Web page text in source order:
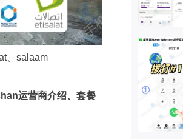
、salaam
运营商介绍、套餐